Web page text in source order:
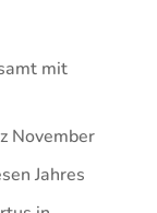
mit
November
Jahres